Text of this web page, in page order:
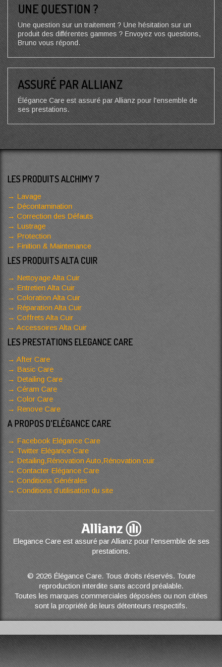
UNE QUESTION ?
Une question sur un traitement ? Une hésitation sur un
produit des différentes gammes ? Envoyez vos questions,
Bruno vous répond.
ASSURÉ PAR ALLIANZ
Élégance Care est assuré par Allianz pour l'ensemble de
ses prestations.
LES PRODUITS ALCHIMY 7
Lavage
Décontamination
Correction des Défauts
Lustrage
Protection
Finition & Maintenance
LES PRODUITS ALTA CUIR
Nettoyage Alta Cuir
Entretien Alta Cuir
Coloration Alta Cuir
Réparation Alta Cuir
Coffrets Alta Cuir
Accessoires Alta Cuir
LES PRESTATIONS ELEGANCE CARE
After Care
Basic Care
Detailing Care
Céram Care
Color Care
Renove Care
A PROPOS D'ELÉGANCE CARE
Facebook Elégance Care
Twitter Elégance Care
Detailing,Rénovation Auto,Rénovation cuir
Contacter Elégance Care
Conditions Générales
Conditions d’utilisation du site
Elegance Care est assuré par Allianz pour l'ensemble de ses
prestations.
© 2026 Élégance Care. Tous droits réservés. Toute
reproduction interdite sans accord préalable.
Toutes les marques commerciales déposées ou non citées
sont la propriété de leurs détenteurs respectifs.